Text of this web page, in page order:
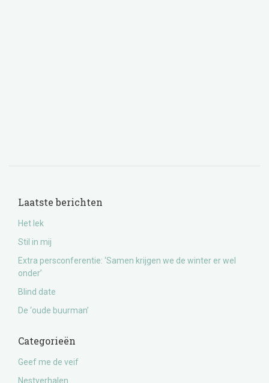
Laatste berichten
Het lek
Stil in mij
Extra persconferentie: ‘Samen krijgen we de winter er wel
onder’
Blind date
De ‘oude buurman’
Categorieën
Geef me de veif
Nestverhalen